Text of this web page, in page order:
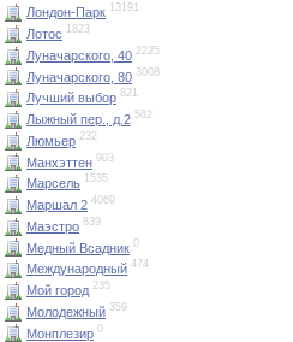
Лондон-Парк 13191
Лотос 1823
Луначарского, 40 2225
Луначарского, 80 3008
Лучший выбор 821
Лыжный пер., д.2 582
Люмьер 232
Манхэттен 903
Марсель 1535
Маршал 2 4069
Маэстро 839
Медный Всадник 0
Международный 474
Мой город 235
Молодежный 359
Монплезир 0